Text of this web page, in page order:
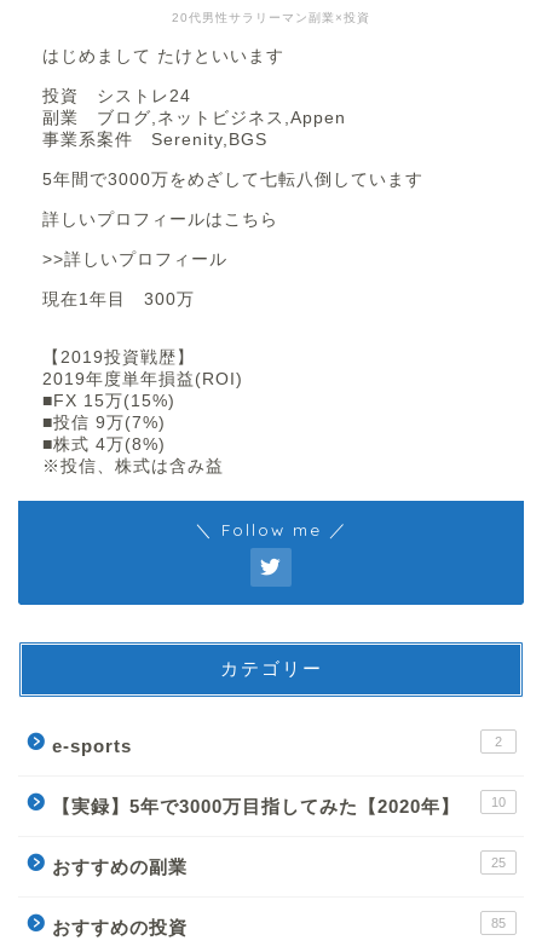
20代男性サラリーマン副業×投資
はじめまして たけといいます
投資 シストレ24
副業 ブログ,ネットビジネス,Appen
事業系案件 Serenity,BGS
5年間で3000万をめざして七転八倒しています
詳しいプロフィールはこちら
>>詳しいプロフィール
現在1年目 300万
【2019投資戦歴】
2019年度単年損益(ROI)
■FX 15万(15%)
■投信 9万(7%)
■株式 4万(8%)
※投信、株式は含み益
＼ Follow me ／
カテゴリー
e-sports 2
【実録】5年で3000万目指してみた【2020年】 10
おすすめの副業 25
おすすめの投資 85